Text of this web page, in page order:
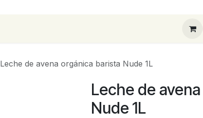
Leche de avena orgánica barista Nude 1L
Leche de
Nude 1L